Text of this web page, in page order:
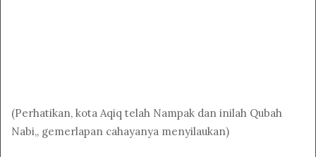
(Perhatikan, kota Aqiq telah Nampak dan inilah Qubah
Nabi,, gemerlapan cahayanya menyilaukan)